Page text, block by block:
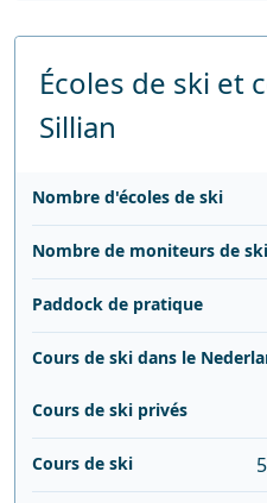
Écoles de ski et
Sillian
Nombre d'écoles de ski
Nombre de moniteurs de ski
Paddock de pratique
Cours de ski dans le
Cours de ski privés
Cours de ski